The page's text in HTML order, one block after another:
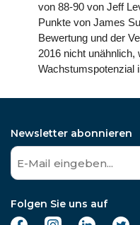
von 88-90 von Jeff
Punkte von James
Bewertung und der
2016 nicht
Wachstumspotenzial
Newsletter abonnieren
Folgen Sie uns auf